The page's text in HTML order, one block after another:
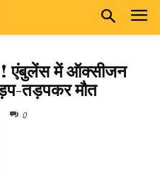
! एंबुलेंस में ऑक्सीजन
तड़पकर मौत
0